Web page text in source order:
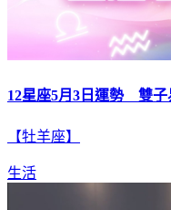
12星座5月3日運勢 雙子
【牡羊座】
生活